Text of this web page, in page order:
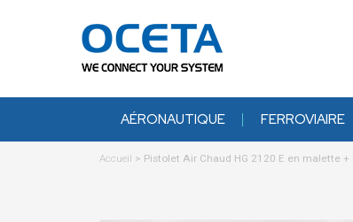
AÉRONAUTIQUE FERROVIAIRE
Accueil > Pistolet Air Chaud HG 2120 E en malette